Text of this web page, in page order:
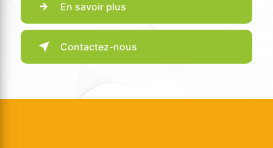
En savoir plus
Contactez-nous